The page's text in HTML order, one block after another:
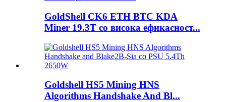
GoldShell CK6 ETH BTC KDA
Miner 19.3T со висока ефикасност...
Goldshell HS5 Mining HNS
Algorithms Handshake And Bl...